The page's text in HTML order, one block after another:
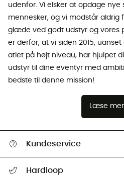
udenfor. Vi elsker at opdage nye
mennesker, og vi modstår aldrig
glæde ved godt udstyr og vores
er derfor, at vi siden 2015,
atlet på højt niveau, har hjulpet
udstyr til dine eventyr med
bedste til denne mission!
Læse
Kundeservice
Hardloop